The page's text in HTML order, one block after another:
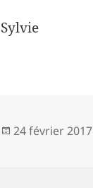
Sylvie
Publié
24 février 2017